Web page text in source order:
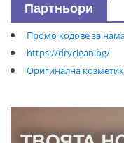
Партньори
Промо кодове за
https://dryclean.bg/
Оригинална